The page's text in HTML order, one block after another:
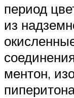
период
из
ментон,